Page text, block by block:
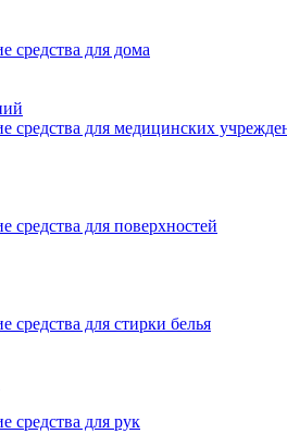
средства для дома
средства для медицинских
для поверхностей
для стирки белья
средства для рук